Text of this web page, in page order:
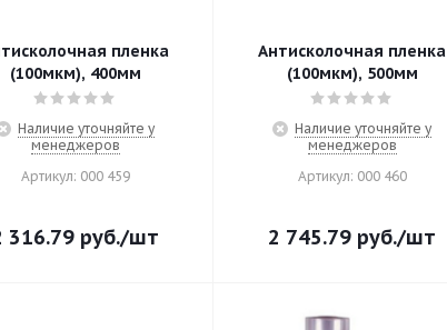
пленка
(100мкм), 400мм
Наличие уточняйте у
менеджеров
Артикул: 000 459
316.79 руб./шт
Антисколочная пленка
(100мкм), 500мм
Наличие уточняйте у
менеджеров
Артикул: 000 460
2 745.79 руб./шт